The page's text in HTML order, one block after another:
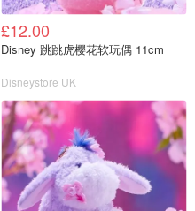
£12.00
Disney 跳跳虎樱花软玩偶 11cm
Disneystore UK